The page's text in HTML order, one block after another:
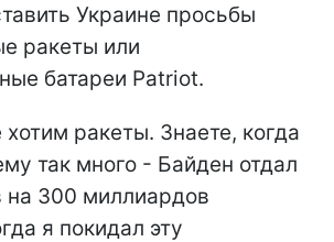
Украине просьбы
ракеты или
батареи Patriot.
ракеты. Знаете, когда
так много - Байден отдал
на 300 миллиардов
я покидал эту